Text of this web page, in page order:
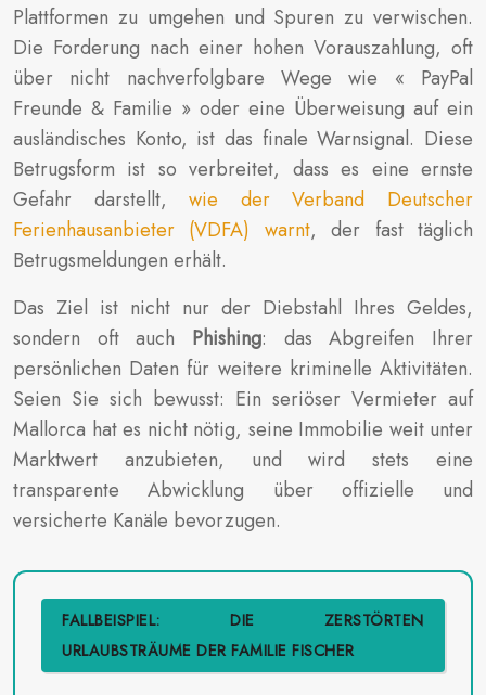
Plattformen zu umgehen und Spuren zu verwischen.
Die Forderung nach einer hohen Vorauszahlung, oft
über nicht nachverfolgbare Wege wie « PayPal
Freunde & Familie » oder eine Überweisung auf ein
ausländisches Konto, ist das finale Warnsignal. Diese
Betrugsform ist so verbreitet, dass es eine ernste
Gefahr darstellt,wie der Verband Deutscher
Ferienhausanbieter (VDFA) warnt, der fast täglich
Betrugsmeldungen erhält.
Das Ziel ist nicht nur der Diebstahl Ihres Geldes,
sondern oft auch Phishing: das Abgreifen Ihrer
persönlichen Daten für weitere kriminelle Aktivitäten.
Seien Sie sich bewusst: Ein seriöser Vermieter auf
Mallorca hat es nicht nötig, seine Immobilie weit unter
Marktwert anzubieten, und wird stets eine
transparente Abwicklung über offizielle und
versicherte Kanäle bevorzugen.
FALLBEISPIEL: DIE ZERSTÖRTEN
URLAUBSTRÄUME DER FAMILIE FISCHER